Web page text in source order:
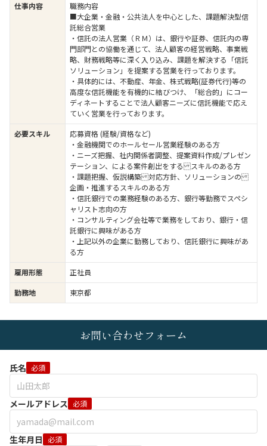
仕事内容
職務内容
■大企業・金融・公共法人を中心とした、課題解決型信
託総合営業
・信託の法人営業（ＲＭ）は、銀行や証券、信託内の専
門部門との協働を通じて、法人顧客の経営戦略、事業戦
略、財務戦略等に深く入り込み、課題を解決する「信託
ソリューション」を提案する営業を行っております。
・具体的には、不動産、年金、株式戦略(証券代行)等の
高度な信託機能を有機的に結びつけ、「総合的」にコー
ディネートすることで法人顧客ニーズに信託機能で応え
ていく営業を行っております。
必要スキル
応募資格 (経験/資格など)
・金融機関でのホールセール営業経験のある方
・ニーズ把握、社内関係者調整、提案資料作成/プレゼン
テーション、による案件創出をする スキルのある方
・課題把握、仮説構築 対応方針、ソリューションの
企画・推進するスキルのある方
・信託銀行での業務経験のある方、銀行等勤務でスペシ
ャリスト志向の方
・コンサルティング会社等で業務をしており、銀行・信
託銀行に興味がある方
・上記以外の企業に勤務しており、信託銀行に興味があ
る方
雇用形態
正社員
勤務地
東京都
お問い合わせフォーム
氏名 必須
メールアドレス 必須
生年月日 必須